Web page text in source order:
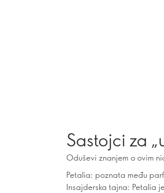
Sastojci za
Oduševi znanjem o ovim
Petalia: poznata među
Insajderska tajna: Petalia